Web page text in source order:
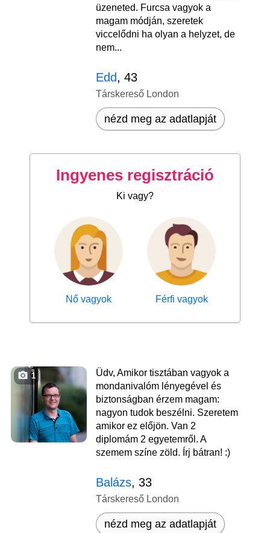
üzeneted. Furcsa vagyok a
magam módján, szeretek
viccelődni ha olyan a helyzet, de
nem...
Edd, 43
Társkereső London
nézd meg az adatlapját
Ingyenes regisztráció
Ki vagy?
Nő vagyok Férfi vagyok
1
Üdv, Amikor tisztában vagyok a
mondanivalóm lényegével és
biztonságban érzem magam:
nagyon tudok beszélni. Szeretem
amikor ez előjön. Van 2
diplomám 2 egyetemről. A
szemem színe zöld. Írj bátran! :)
Balázs, 33
Társkereső London
nézd meg az adatlapját